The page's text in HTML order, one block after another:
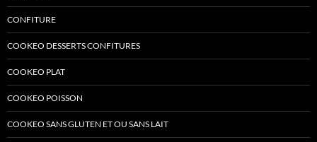
CONFITURE
COOKEO DESSERTS CONFITURES
COOKEO PLAT
COOKEO POISSON
COOKEO SANS GLUTEN ET OU SANS LAIT